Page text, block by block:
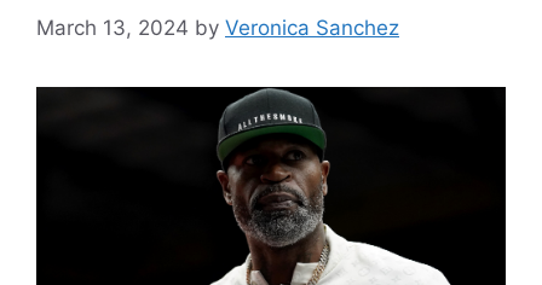
March 13, 2024 by Veronica Sanchez